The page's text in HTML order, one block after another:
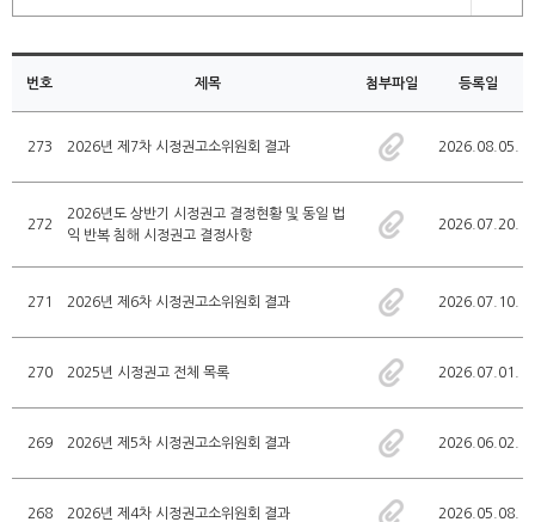
번호 제목 첨부파일 등록일
273 2026년 제7차 시정권고소위원회 결과 2026.08.05.
272
2026년도 상반기 시정권고 결정현황 및 동일 법
익 반복 침해 시정권고 결정사항
2026.07.20.
271 2026년 제6차 시정권고소위원회 결과 2026.07.10.
270 2025년 시정권고 전체 목록 2026.07.01.
269 2026년 제5차 시정권고소위원회 결과 2026.06.02.
268 2026년 제4차 시정권고소위원회 결과 2026.05.08.